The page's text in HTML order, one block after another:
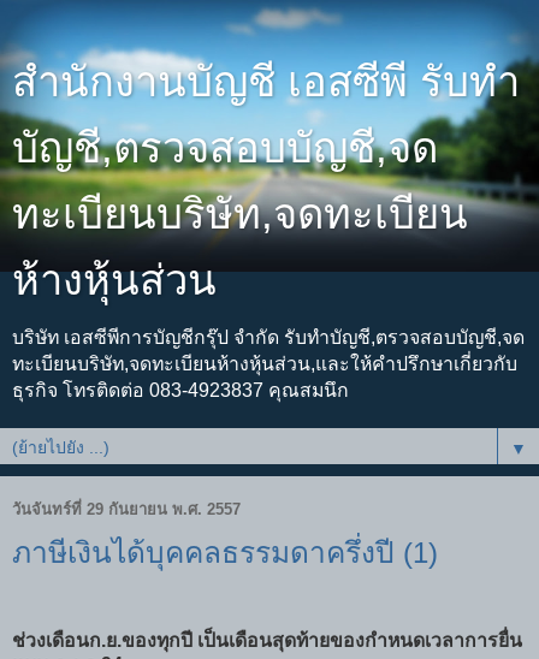
สำนักงานบัญชี เอสซีพี รับทำ
บัญชี,ตรวจสอบบัญชี,จด
ทะเบียนบริษัท,จดทะเบียน
ห้างหุ้นส่วน
บริษัท เอสซีพีการบัญชีกรุ๊ป จำกัด รับทำบัญชี,ตรวจสอบบัญชี,จด
ทะเบียนบริษัท,จดทะเบียนห้างหุ้นส่วน,และให้คำปรึกษาเกี่ยวกับ
ธุรกิจ โทรติดต่อ 083-4923837 คุณสมนึก
▼
วันจันทร์ที่ 29 กันยายน พ.ศ. 2557
ภาษีเงินได้บุคคลธรรมดาครึ่งปี (1)
ช่วงเดือนก.ย.ของทุกปี เป็นเดือนสุดท้ายของกำหนดเวลาการยื่น